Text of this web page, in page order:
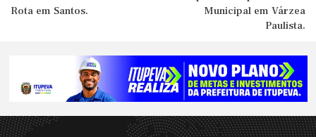
Rota em Santos.
Municipal em Várzea
Paulista.